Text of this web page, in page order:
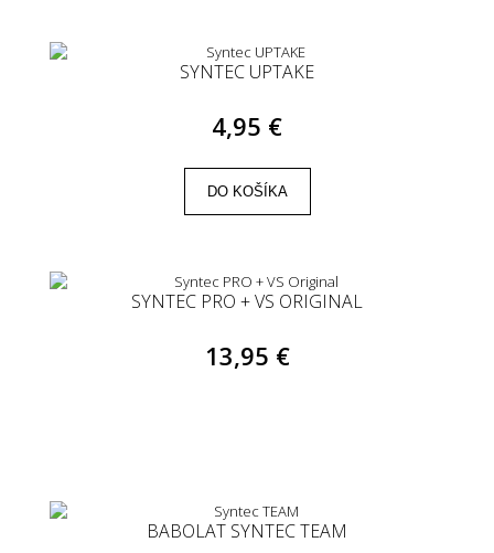
SYNTEC UPTAKE
4,95 €
DO KOŠÍKA
SYNTEC PRO + VS ORIGINAL
13,95 €
BABOLAT SYNTEC TEAM